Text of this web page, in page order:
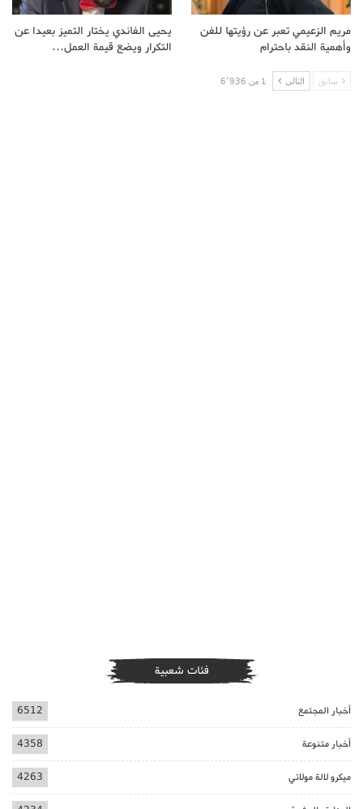
مريم الزعيمي تعبر عن رؤيتها للفن
وأهمية النقد باحترام
يحيى الفاندي يختار التميز بعيدا عن
التكرار ويضع قيمة العمل…
سابق التالى 1 من 6٬936
فئات شعبية
أخبار المجتمع 6512
أخبار متنوعة 4358
ميكرو لالة مولاتي 4263